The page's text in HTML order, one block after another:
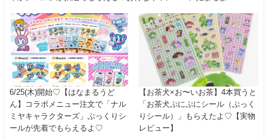
6/25(木)開始♡【はなまるうど
ん】コラボメニュー注文で「ナル
ミヤキャラクターズ」ぷっくりシ
ールが先着でもらえるよ♡
【お茶犬×お〜いお茶】4本買うと
「お茶犬ぷにぷにシール（ぷっく
りシール）」もらえたよ♡【実物
レビュー】